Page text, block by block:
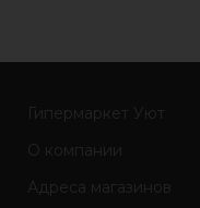
Гипермаркет Уют
О компании
Адреса магазинов